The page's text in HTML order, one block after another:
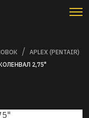
APLEX (PENTAIR)
2,75"